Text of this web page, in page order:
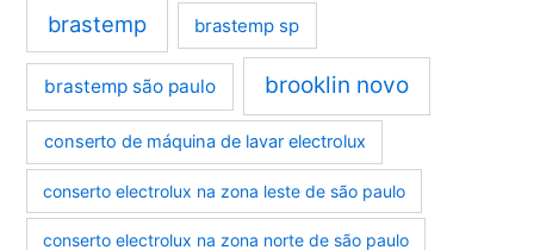
brastemp brastemp sp
brastemp são paulo brooklin novo
conserto de máquina de lavar electrolux
conserto electrolux na zona leste de são paulo
conserto electrolux na zona norte de são paulo